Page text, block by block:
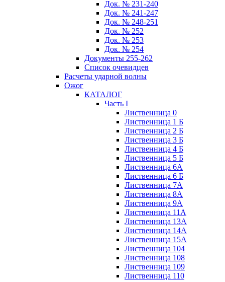
Док. № 231-240
Док. № 241-247
Док. № 248-251
Док. № 252
Док. № 253
Док. № 254
Документы 255-262
Список очевидцев
Расчеты ударной волны
Ожог
КАТАЛОГ
Часть I
Лиственница 0
Лиственница 1 Б
Лиственница 2 Б
Лиственница 3 Б
Лиственница 4 Б
Лиственница 5 Б
Лиственница 6А
Лиственница 6 Б
Лиственница 7А
Лиственница 8А
Лиственница 9А
Лиственница 11А
Лиственница 13А
Лиственница 14А
Лиственница 15А
Лиственница 104
Лиственница 108
Лиственница 109
Лиственница 110